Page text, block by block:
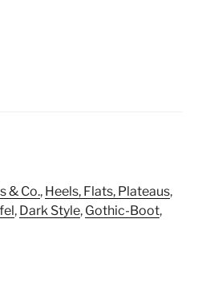
& Co., Heels, Flats, Plateaus,
, Dark Style, Gothic-Boot,